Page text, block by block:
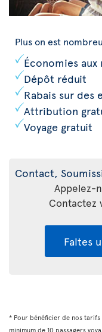
Plus on est
Économies
Dépôt réduit
Rabais sur des
Attribution
Voyage gratuit
Contact,
Appelez-
Contactez
Faites
* Pour bénéficier de nos
minimum de 10 passagers